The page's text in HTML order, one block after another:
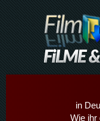
in
Wie ihr